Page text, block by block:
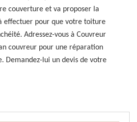
couverture et va proposer la
effectuer pour que votre toiture
Adressez-vous à Couvreur
couvreur pour une réparation
Demandez-lui un devis de votre